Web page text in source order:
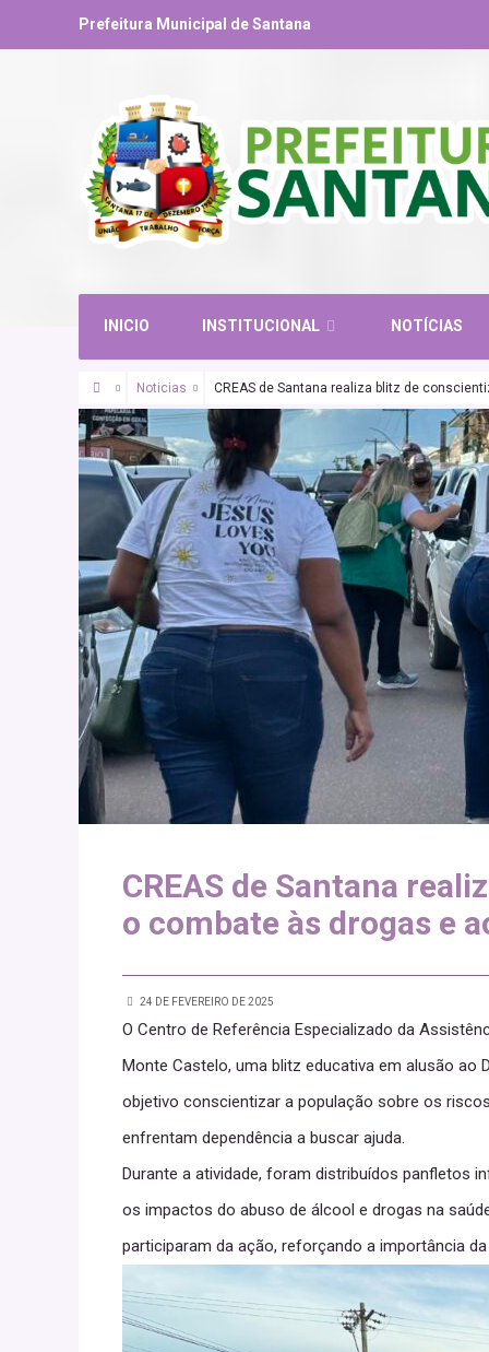
Prefeitura Municipal de Santana
INICIO INSTITUCIONAL NOTÍCIAS
Noticias CREAS de Santana realiza blitz de
CREAS de Santana
o combate às drogas e
24 DE FEVEREIRO DE 2025
O Centro de Referência Especializado da
Monte Castelo, uma blitz educativa em alusão ao
objetivo conscientizar a população sobre os
enfrentam dependência a buscar ajuda.
Durante a atividade, foram distribuídos panfletos
os impactos do abuso de álcool e drogas na
participaram da ação, reforçando a importância